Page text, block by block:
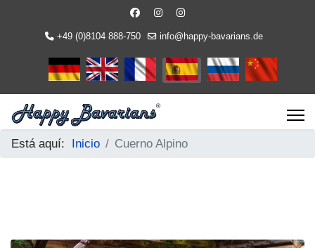
+49 (0)8104 888-750 info@happy-bavarians.de
Seleccione su idioma
Está aquí: Inicio Cuerno Alpino